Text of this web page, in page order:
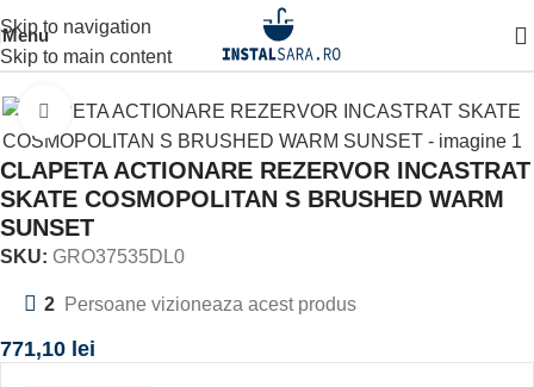
Skip to navigation
Skip to main content
MenuSISTEM INSTALARE SISTEME SI INSTALATII CLAPETA
Click to enlarge
CLAPETA ACTIONARE REZERVOR INCASTRAT
SKATE COSMOPOLITAN S BRUSHED WARM
SUNSET
SKU: GRO37535DL0
2 Persoane vizioneaza acest produs
771,10 lei